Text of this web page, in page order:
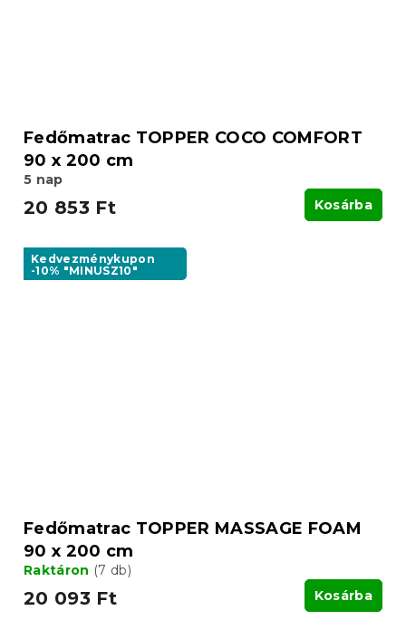
Fedőmatrac TOPPER COCO COMFORT
90 x 200 cm
5 nap
20 853 Ft Kosárba
Kedvezménykupon
-10% "MINUSZ10"
Fedőmatrac TOPPER MASSAGE FOAM
90 x 200 cm
Raktáron (7 db)
20 093 Ft Kosárba